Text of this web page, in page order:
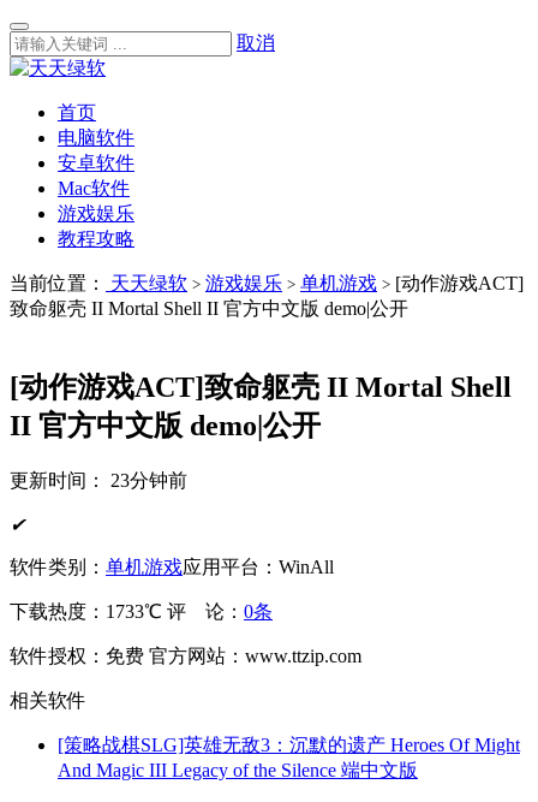
取消
首页
电脑软件
安卓软件
Mac软件
游戏娱乐
教程攻略
当前位置： 天天绿软 > 游戏娱乐 > 单机游戏 > [动作游戏ACT]
致命躯壳 II Mortal Shell II 官方中文版 demo|公开
[动作游戏ACT]致命躯壳 II Mortal Shell
II 官方中文版 demo|公开
更新时间： 23分钟前
✔
软件类别： 单机游戏应用平台：WinAll
下载热度：1733℃ 评 论： 0条
软件授权：免费 官方网站：www.ttzip.com
相关软件
[策略战棋SLG]英雄无敌3：沉默的遗产 Heroes Of Might
And Magic III Legacy of the Silence 端中文版